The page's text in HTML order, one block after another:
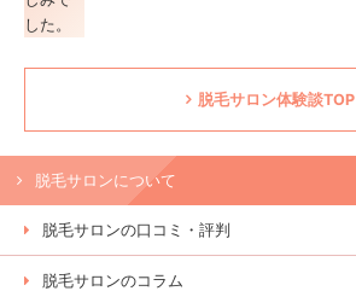
脱毛サロン体験談TOP
脱毛サロンについて
脱毛サロンの口コミ・評判
脱毛サロンのコラム